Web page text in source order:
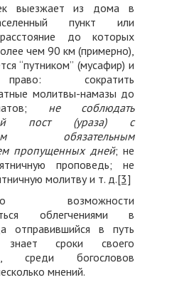
выезжает из дома в
пункт или
до которых
чем 90 км (примерно),
“путником” (мусафир) и
сократить
молитвы-намазы до
не соблюдать
пост (ураза) с
обязательным
пропущенных дней; не
проповедь; не
молитву и т. д.[3]
возможности
облегчениями в
отправившийся в путь
знает сроки своего
среди богословов
мнений.